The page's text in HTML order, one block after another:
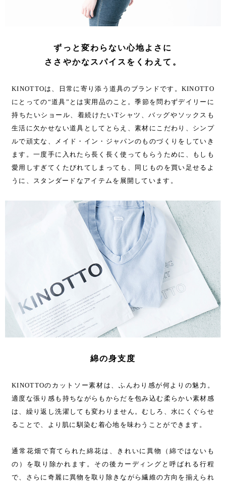
ずっと変わらない心地よさに
ささやかなスパイスをくわえて。
KINOTTOは、日常に寄り添う道具のブランドです。KINOTTO
にとっての“道具”とは実用品のこと。季節を問わずデイリーに
持ちたいショール、着続けたいTシャツ、バッグやソックスも
生活に欠かせない道具としてとらえ、素材にこだわり、シンプ
ルで頑丈な、メイド・イン・ジャパンのものづくりをしていき
ます。一度手に入れたら長く長く使ってもらうために、もしも
愛用しすぎてくたびれてしまっても、同じものを買い足せるよ
うに、スタンダードなアイテムを展開しています。
綿の身支度
KINOTTOのカットソー素材は、ふんわり感が何よりの魅力。
適度な張り感も持ちながらもからだを包み込む柔らかい素材感
は、繰り返し洗濯しても変わりません。むしろ、水にくぐらせ
ることで、より肌に馴染む着心地を味わうことができます。
通常花畑で育てられた綿花は、きれいに異物（綿ではないも
の）を取り除かれます。その後カーディングと呼ばれる行程
で、さらに奇麗に異物を取り除きながら繊維の方向を揃えられ